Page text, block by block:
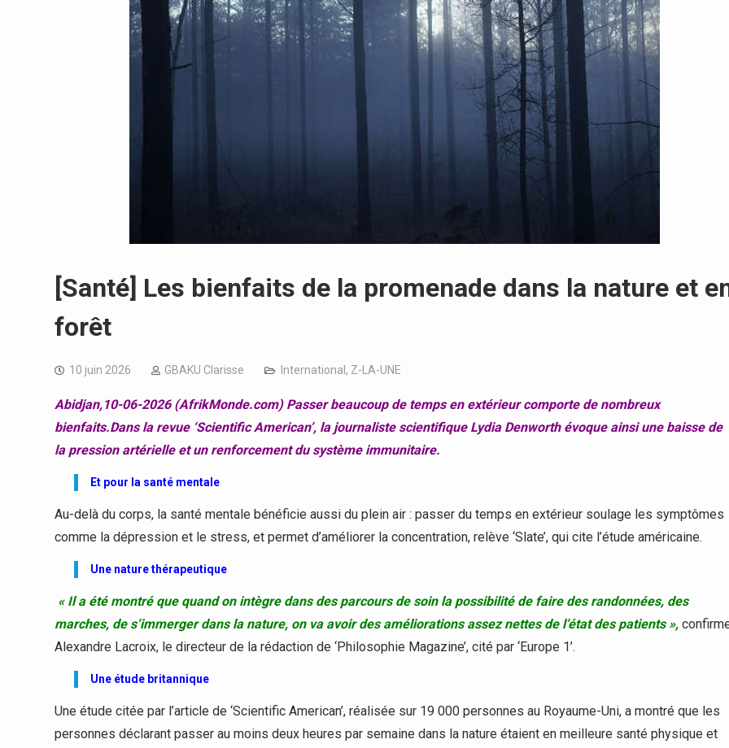
[Santé] Les bienfaits de la promenade dans la nature et
forêt
10 juin 2026 GBAKU Clarisse International , Z-LA-UNE
Abidjan,10-06-2026 (AfrikMonde.com) Passer beaucoup de temps en extérieur comporte de nombreux
bienfaits.Dans la revue ‘Scientific American’, la journaliste scientifique Lydia Denworth évoque ainsi une baisse de
la pression artérielle et un renforcement du système immunitaire.
Et pour la santé mentale
Au-delà du corps, la santé mentale bénéficie aussi du plein air : passer du temps en extérieur soulage les symptômes
comme la dépression et le stress, et permet d’améliorer la concentration, relève ‘Slate’, qui cite l’étude américaine.
Une nature thérapeutique
« Il a été montré que quand on intègre dans des parcours de soin la possibilité de faire des randonnées, des
marches, de s’immerger dans la nature, on va avoir des améliorations assez nettes de l’état des patients »,
Alexandre Lacroix, le directeur de la rédaction de ‘Philosophie Magazine’, cité par ‘Europe 1’.
Une étude britannique
Une étude citée par l’article de ‘Scientific American’, réalisée sur 19 000 personnes au Royaume-Uni, a montré que les
personnes déclarant passer au moins deux heures par semaine dans la nature étaient en meilleure santé physique et